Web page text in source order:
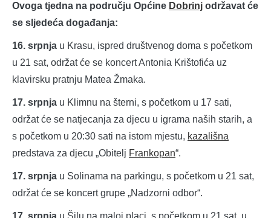
Ovoga tjedna na području Općine Dobrinj održavat će
se sljedeća događanja:
16. srpnja u Krasu, ispred društvenog doma s početkom
u 21 sat, održat će se koncert Antonia Krištofića uz
klavirsku pratnju Matea Žmaka.
17. srpnja u Klimnu na šterni, s početkom u 17 sati,
održat će se natjecanja za djecu u igrama naših starih, a
s početkom u 20:30 sati na istom mjestu, kazališna
predstava za djecu „Obitelj Frankopan“.
17. srpnja u Solinama na parkingu, s početkom u 21 sat,
održat će se koncert grupe „Nadzorni odbor“.